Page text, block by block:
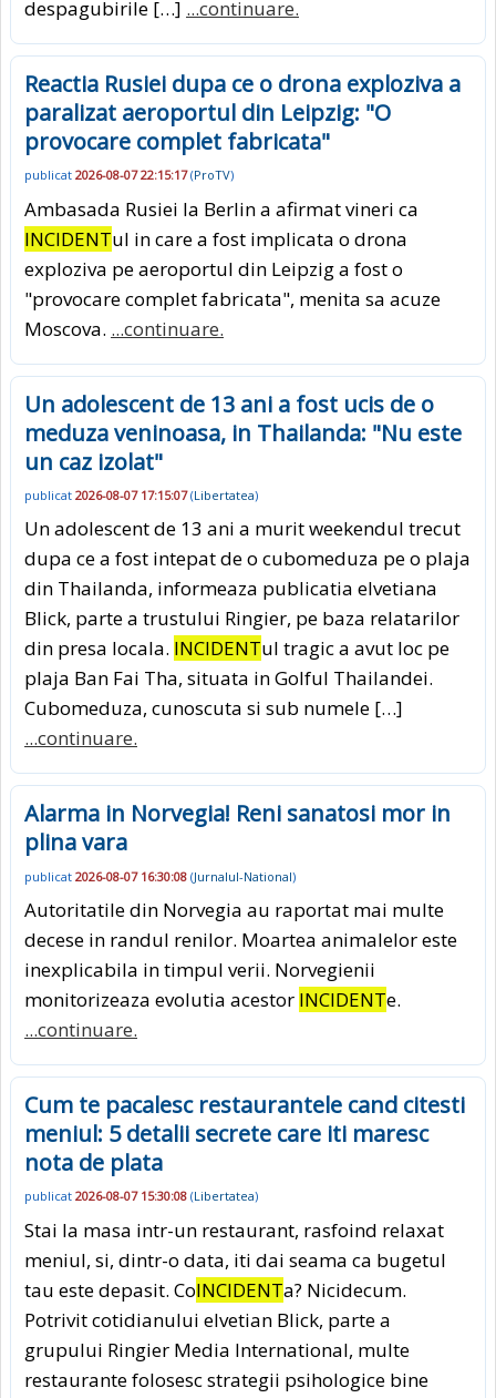
despagubirile […] ...continuare.
Reactia Rusiei dupa ce o drona exploziva a
paralizat aeroportul din Leipzig: "O
provocare complet fabricata"
publicat 2026-08-07 22:15:17(ProTV)
Ambasada Rusiei la Berlin a afirmat vineri ca
INCIDENTul in care a fost implicata o drona
exploziva pe aeroportul din Leipzig a fost o
"provocare complet fabricata", menita sa acuze
Moscova. ...continuare.
Un adolescent de 13 ani a fost ucis de o
meduza veninoasa, in Thailanda: "Nu este
un caz izolat"
publicat 2026-08-07 17:15:07(Libertatea)
Un adolescent de 13 ani a murit weekendul trecut
dupa ce a fost intepat de o cubomeduza pe o plaja
din Thailanda, informeaza publicatia elvetiana
Blick, parte a trustului Ringier, pe baza relatarilor
din presa locala. INCIDENTul tragic a avut loc pe
plaja Ban Fai Tha, situata in Golful Thailandei.
Cubomeduza, cunoscuta si sub numele […]
...continuare.
Alarma in Norvegia! Reni sanatosi mor in
plina vara
publicat 2026-08-07 16:30:08 (Jurnalul-National)
Autoritatile din Norvegia au raportat mai multe
decese in randul renilor. Moartea animalelor este
inexplicabila in timpul verii. Norvegienii
monitorizeaza evolutia acestor INCIDENTe.
...continuare.
Cum te pacalesc restaurantele cand citesti
meniul: 5 detalii secrete care iti maresc
nota de plata
publicat 2026-08-07 15:30:08 (Libertatea)
Stai la masa intr-un restaurant, rasfoind relaxat
meniul, si, dintr-o data, iti dai seama ca bugetul
tau este depasit. CoINCIDENTa? Nicidecum.
Potrivit cotidianului elvetian Blick, parte a
grupului Ringier Media International, multe
restaurante folosesc strategii psihologice bine